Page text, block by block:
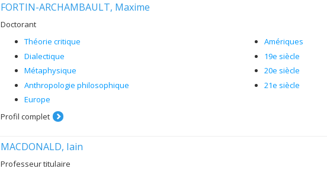
FORTIN-ARCHAMBAULT, Maxime
Doctorant
Théorie critique
Dialectique
Métaphysique
Anthropologie philosophique
Europe
Amériques
19e siècle
20e siècle
21e siècle
Profil complet
MACDONALD, Iain
Professeur titulaire